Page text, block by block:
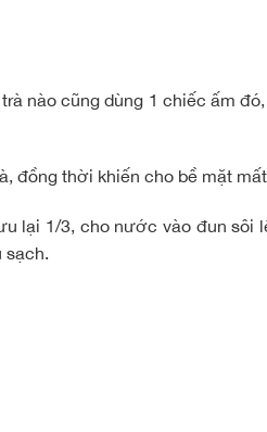
nào cũng dùng 1 chiếc ấm
đồng thời khiến cho bề mặt
lại 1/3, cho nước vào đun sôi
sạch.